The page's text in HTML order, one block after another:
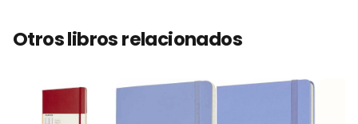
Otros libros relacionados